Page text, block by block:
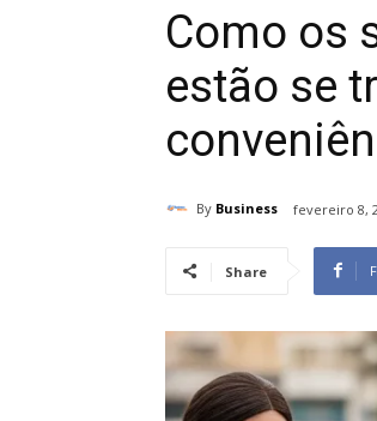
Como os
estão se
By Business fevereiro 8,
Share